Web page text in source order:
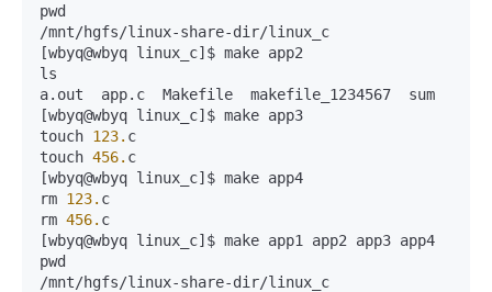
pwd
/mnt/hgfs/linux-share-dir/linux_c
[wbyq@wbyq linux_c]$ make app2
ls
a.out  app.c  Makefile  makefile_1234567  sum
[wbyq@wbyq linux_c]$ make app3
touch 123. c
touch 456. c
[wbyq@wbyq linux_c]$ make app4
rm 123. c
rm 456. c
[wbyq@wbyq linux_c]$ make app1 app2 app3 app4
pwd
/mnt/hgfs/linux-share-dir/linux_c